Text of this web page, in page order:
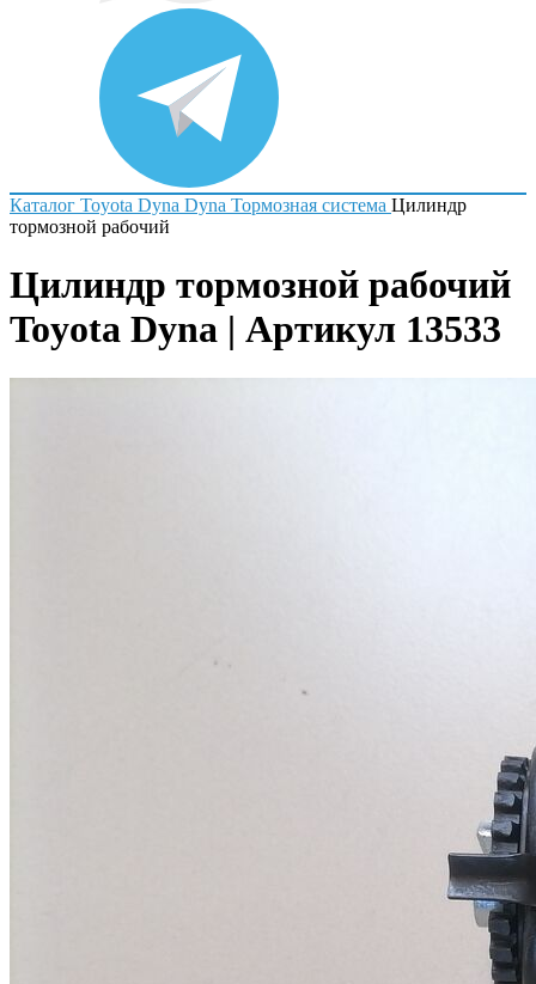
Каталог Toyota Dyna Dyna Тормозная система Цилиндр
тормозной рабочий
Цилиндр тормозной рабочий
Toyota Dyna | Артикул 13533